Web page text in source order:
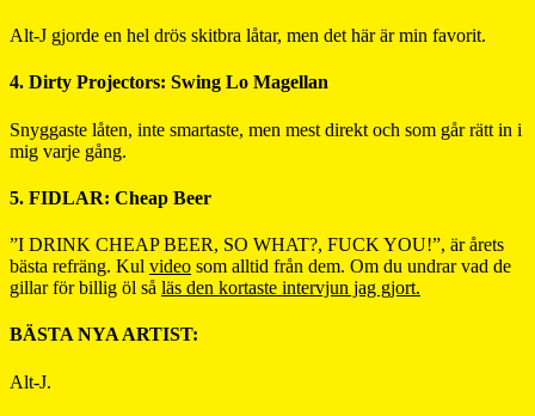
Alt-J gjorde en hel drös skitbra låtar, men det här är min favorit.
4. Dirty Projectors: Swing Lo Magellan
Snyggaste låten, inte smartaste, men mest direkt och som går rätt in i
mig varje gång.
5. FIDLAR: Cheap Beer
”I DRINK CHEAP BEER, SO WHAT?, FUCK YOU!”, är årets
bästa refräng. Kul video som alltid från dem. Om du undrar vad de
gillar för billig öl så läs den kortaste intervjun jag gjort.
BÄSTA NYA ARTIST:
Alt-J.